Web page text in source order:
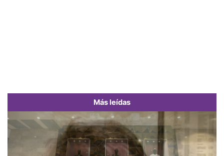
Más leídas